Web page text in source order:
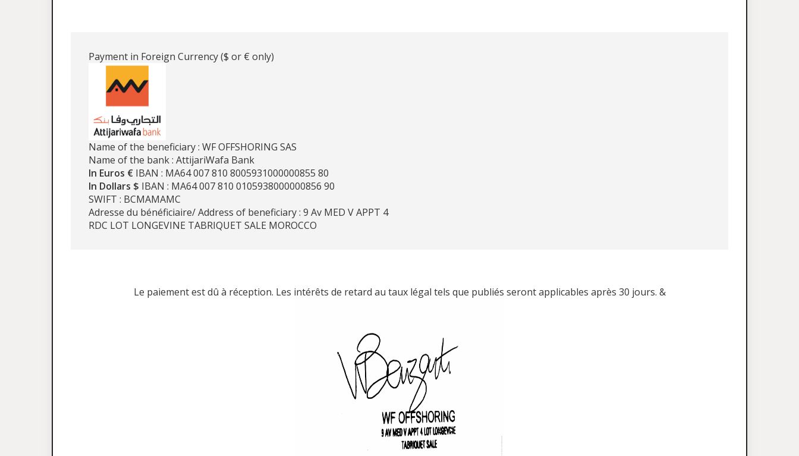
Payment in Foreign Currency ($ or € only)
Name of the beneficiary : WF OFFSHORING SAS
Name of the bank : AttijariWafa Bank
In Euros € IBAN : MA64 007 810 8005931000000855 80
In Dollars $ IBAN : MA64 007 810 0105938000000856 90
SWIFT : BCMAMAMC
Adresse du bénéficiaire/ Address of beneficiary : 9 Av MED V APPT 4
RDC LOT LONGEVINE TABRIQUET SALE MOROCCO
Le paiement est dû à réception. Les intérêts de retard au taux légal tels que publiés seront applicables après 30 jours. &